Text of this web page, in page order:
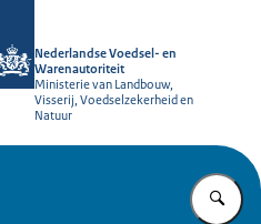
Nederlandse Voedsel- en
Warenautoriteit
Ministerie van Landbouw,
Visserij, Voedselzekerheid en
Natuur